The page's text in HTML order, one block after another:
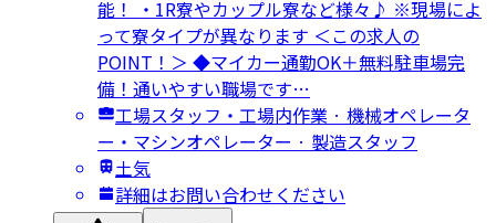
能！ ・1R寮やカップル寮など様々♪ ※現場によ
って寮タイプが異なります ＜この求人の
POINT！＞ ◆マイカー通勤OK＋無料駐車場完
備！通いやすい職場です…
工場スタッフ・工場内作業 · 機械オペレータ
ー・マシンオペレーター · 製造スタッフ
土気
詳細はお問い合わせください